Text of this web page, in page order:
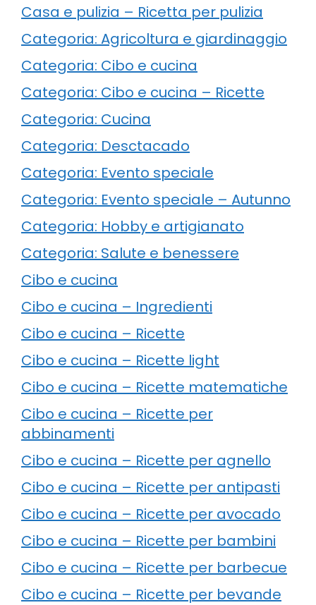
Casa e pulizia – Ricetta per pulizia
Categoria: Agricoltura e giardinaggio
Categoria: Cibo e cucina
Categoria: Cibo e cucina – Ricette
Categoria: Cucina
Categoria: Desctacado
Categoria: Evento speciale
Categoria: Evento speciale – Autunno
Categoria: Hobby e artigianato
Categoria: Salute e benessere
Cibo e cucina
Cibo e cucina – Ingredienti
Cibo e cucina – Ricette
Cibo e cucina – Ricette light
Cibo e cucina – Ricette matematiche
Cibo e cucina – Ricette per
abbinamenti
Cibo e cucina – Ricette per agnello
Cibo e cucina – Ricette per antipasti
Cibo e cucina – Ricette per avocado
Cibo e cucina – Ricette per bambini
Cibo e cucina – Ricette per barbecue
Cibo e cucina – Ricette per bevande